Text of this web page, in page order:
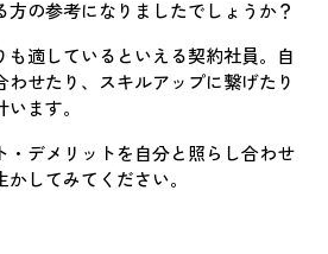
の参考になりましたでしょうか？
も適しているといえる契約社員。自
せたり、スキルアップに繋げたり
ます。
・デメリットを自分と照らし合わせ
してみてください。